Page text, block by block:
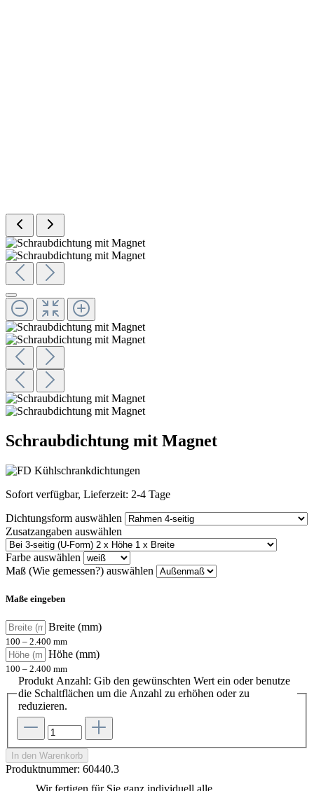
Schraubdichtung mit Magnet
Sofort verfügbar, Lieferzeit: 2-4 Tage
Dichtungsform auswählen
Zusatzangaben auswählen
Farbe auswählen
Maß (Wie gemessen?) auswählen
Maße eingeben
Breite (mm)
100 – 2.400 mm
Höhe (mm)
100 – 2.400 mm
Produkt Anzahl: Gib den gewünschten Wert ein oder benutze
die Schaltflächen um die Anzahl zu erhöhen oder zu
reduzieren.
In den Warenkorb
Produktnummer: 60440.3
Wir fertigen für Sie ganz individuell alle